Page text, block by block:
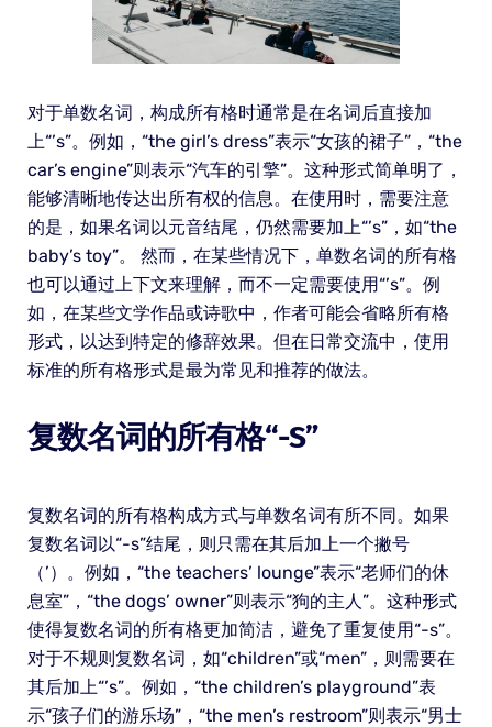
对于单数名词，构成所有格时通常是在名词后直接加
上“’s”。例如，“the girl’s dress”表示“女孩的裙子”，“the
car’s engine”则表示“汽车的引擎”。这种形式简单明了，
能够清晰地传达出所有权的信息。在使用时，需要注意
的是，如果名词以元音结尾，仍然需要加上“’s”，如“the
baby’s toy”。 然而，在某些情况下，单数名词的所有格
也可以通过上下文来理解，而不一定需要使用“’s”。例
如，在某些文学作品或诗歌中，作者可能会省略所有格
形式，以达到特定的修辞效果。但在日常交流中，使用
标准的所有格形式是最为常见和推荐的做法。
复数名词的所有格“-S”
复数名词的所有格构成方式与单数名词有所不同。如果
复数名词以“-s”结尾，则只需在其后加上一个撇号
（’）。例如，“the teachers’ lounge”表示“老师们的休
息室”，“the dogs’ owner”则表示“狗的主人”。这种形式
使得复数名词的所有格更加简洁，避免了重复使用“-s”。
对于不规则复数名词，如“children”或“men”，则需要在
其后加上“’s”。例如，“the children’s playground”表
示“孩子们的游乐场”，“the men’s restroom”则表示“男士